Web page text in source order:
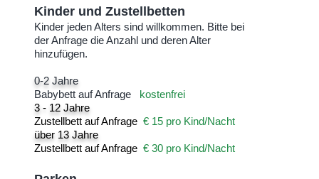
Kinder und Zustellbetten
Kinder jeden Alters sind willkommen. Bitte bei
der Anfrage die Anzahl und deren Alter
hinzufügen.
0-2 Jahre
Babybett auf Anfrage kostenfrei
3 - 12 Jahre
Zustellbett auf Anfrage € 15 pro Kind/Nacht
über 13 Jahre
Zustellbett auf Anfrage € 30 pro Kind/Nacht